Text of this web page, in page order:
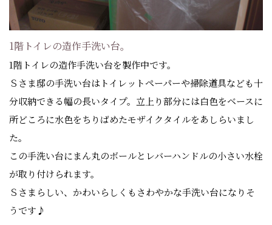
1階トイレの造作手洗い台。
1階トイレの造作手洗い台を製作中です。
Ｓさま邸の手洗い台はトイレットペーパーや掃除道具なども十
分収納できる幅の長いタイプ。立上り部分には白色をベースに
所どころに水色をちりばめたモザイクタイルをあしらいまし
た。
この手洗い台にまん丸のボールとレバーハンドルの小さい水栓
が取り付けられます。
Ｓさまらしい、かわいらしくもさわやかな手洗い台になりそ
うです♪